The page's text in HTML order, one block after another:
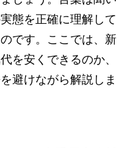
態を正確に理解して
です。ここでは、新
を安くできるのか、
避けながら解説しま